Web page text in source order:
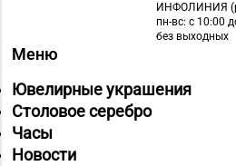
ИНФОЛИНИЯ
пн-вс: с 10:00
без выходных
Меню
Ювелирные украшения
Столовое серебро
Часы
Новости